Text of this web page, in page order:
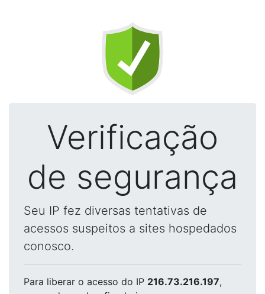
Verificação
de segurança
Seu IP fez diversas tentativas de
acessos suspeitos a sites hospedados
conosco.
Para liberar o acesso do IP 216.73.216.197,